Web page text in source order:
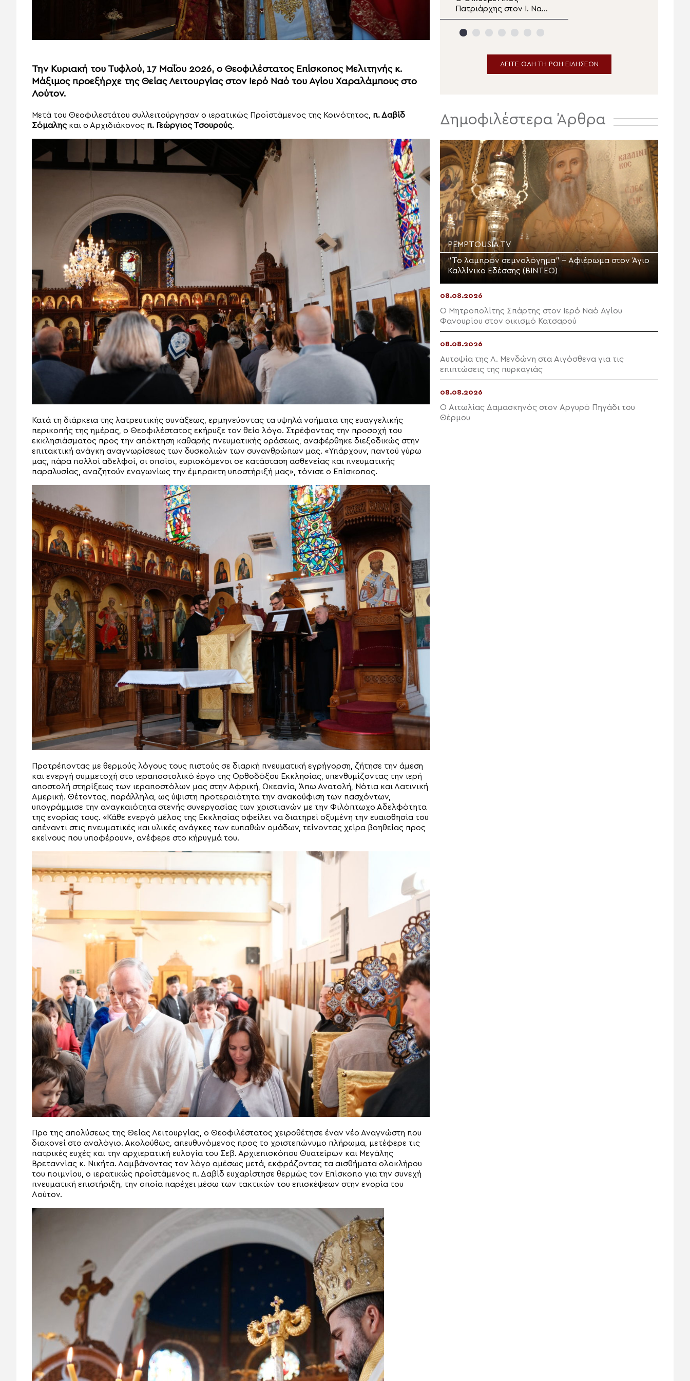
Την Κυριακή του Τυφλού, 17 Μαΐου 2026, ο Θεοφιλέστατος Επίσκοπος Μελιτηνής κ.
Μάξιμος προεξήρχε της Θείας Λειτουργίας στον Ιερό Ναό του Αγίου Χαραλάμπους στο
Λούτον.
Μετά του Θεοφιλεστάτου συλλειτούργησαν ο ιερατικώς Προϊστάμενος της Κοινότητος, π. Δαβίδ
Σόμαλης και ο Αρχιδιάκονος π. Γεώργιος Τσουρούς.
Κατά τη διάρκεια της λατρευτικής συνάξεως, ερμηνεύοντας τα υψηλά νοήματα της ευαγγελικής
περικοπής της ημέρας, ο Θεοφιλέστατος εκήρυξε τον θείο λόγο. Στρέφοντας την προσοχή του
εκκλησιάσματος προς την απόκτηση καθαρής πνευματικής οράσεως, αναφέρθηκε διεξοδικώς στην
επιτακτική ανάγκη αναγνωρίσεως των δυσκολιών των συνανθρώπων μας. «Υπάρχουν, παντού γύρω
μας, πάρα πολλοί αδελφοί, οι οποίοι, ευρισκόμενοι σε κατάσταση ασθενείας και πνευματικής
παραλυσίας, αναζητούν εναγωνίως την έμπρακτη υποστήριξή μας», τόνισε ο Επίσκοπος.
Προτρέποντας με θερμούς λόγους τους πιστούς σε διαρκή πνευματική εγρήγορση, ζήτησε την άμεση
και ενεργή συμμετοχή στο ιεραποστολικό έργο της Ορθοδόξου Εκκλησίας, υπενθυμίζοντας την ιερή
αποστολή στηρίξεως των ιεραποστόλων μας στην Αφρική, Ωκεανία, Άπω Ανατολή, Νότια και Λατινική
Αμερική. Θέτοντας, παράλληλα, ως ύψιστη προτεραιότητα την ανακούφιση των πασχόντων,
υπογράμμισε την αναγκαιότητα στενής συνεργασίας των χριστιανών με την Φιλόπτωχο Αδελφότητα
της ενορίας τους. «Κάθε ενεργό μέλος της Εκκλησίας οφείλει να διατηρεί οξυμένη την ευαισθησία του
απέναντι στις πνευματικές και υλικές ανάγκες των ευπαθών ομάδων, τείνοντας χείρα βοηθείας προς
εκείνους που υποφέρουν», ανέφερε στο κήρυγμά του.
Προ της απολύσεως της Θείας Λειτουργίας, ο Θεοφιλέστατος χειροθέτησε έναν νέο Αναγνώστη που
διακονεί στο αναλόγιο. Ακολούθως, απευθυνόμενος προς το χριστεπώνυμο πλήρωμα, μετέφερε τις
πατρικές ευχές και την αρχιερατική ευλογία του Σεβ. Αρχιεπισκόπου Θυατείρων και Μεγάλης
Βρεταννίας κ. Νικήτα. Λαμβάνοντας τον λόγο αμέσως μετά, εκφράζοντας τα αισθήματα ολοκλήρου
του ποιμνίου, ο ιερατικώς προϊστάμενος π. Δαβίδ ευχαρίστησε θερμώς τον Επίσκοπο για την συνεχή
πνευματική επιστήριξη, την οποία παρέχει μέσω των τακτικών του επισκέψεων στην ενορία του
Λούτον.
Ναού Μεταμορφώσεως
του Σωτήρος στην
Παραλία Οφρυνίου
Πατριάρχης στον I. Ναό
Αγίου Ιωάννου της Ρίλας
της Βουλγαροφώνου
ΔΕΙΤΕ ΟΛΗ ΤΗ ΡΟΗ ΕΙΔΗΣΕΩΝ
Δημοφιλέστερα Άρθρα
PEMPTOUSIA TV
“Το λαμπρόν σεμνολόγημα” – Αφιέρωμα στον Άγιο
Καλλίνικο Εδέσσης (ΒΙΝΤΕΟ)
08.08.2026
Ο Μητροπολίτης Σπάρτης στον Ιερό Ναό Αγίου
Φανουρίου στον οικισμό Κατσαρού
08.08.2026
Αυτοψία της Λ. Μενδώνη στα Αιγόσθενα για τις
επιπτώσεις της πυρκαγιάς
08.08.2026
Ο Αιτωλίας Δαμασκηνός στον Αργυρό Πηγάδι του
Θέρμου